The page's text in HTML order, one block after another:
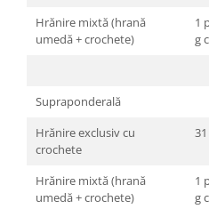
Hrănire mixtă (hrană
umedă + crochete)
1
g
Supraponderală
Hrănire exclusiv cu
crochete
Hrănire mixtă (hrană
umedă + crochete)
1
g